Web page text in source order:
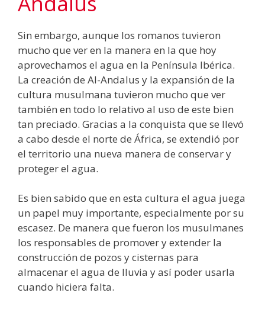
Sin embargo, aunque los romanos tuvieron
mucho que ver en la manera en la que hoy
aprovechamos el agua en la Península Ibérica.
La creación de Al-Andalus y la expansión de la
cultura musulmana tuvieron mucho que ver
también en todo lo relativo al uso de este bien
tan preciado. Gracias a la conquista que se llevó
a cabo desde el norte de África, se extendió por
el territorio una nueva manera de conservar y
proteger el agua.
Es bien sabido que en esta cultura el agua juega
un papel muy importante, especialmente por su
escasez. De manera que fueron los musulmanes
los responsables de promover y extender la
construcción de pozos y cisternas para
almacenar el agua de lluvia y así poder usarla
cuando hiciera falta.